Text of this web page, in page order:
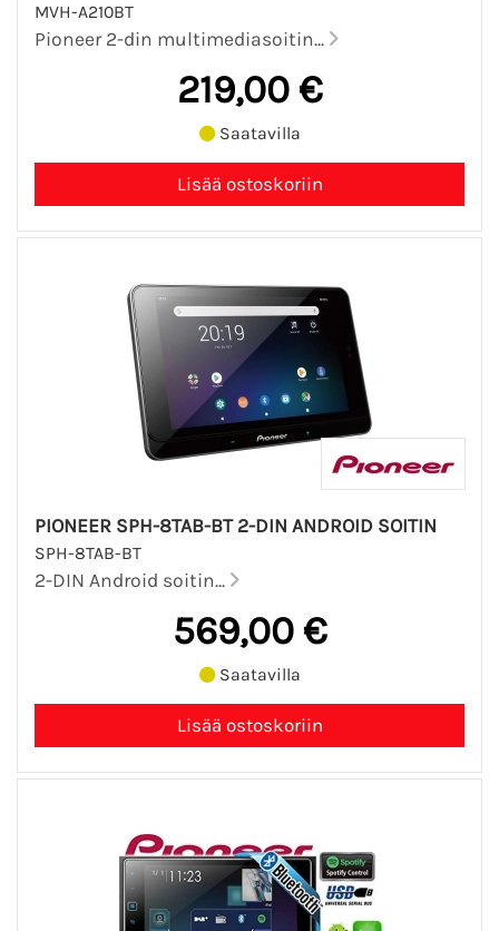
MVH-A210BT
Pioneer 2-din multimediasoitin...
219,00 €
Saatavilla
PIONEER SPH-8TAB-BT 2-DIN ANDROID SOITIN
SPH-8TAB-BT
2-DIN Android soitin...
569,00 €
Saatavilla